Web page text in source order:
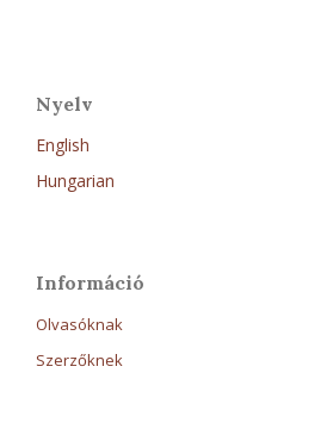
Nyelv
English
Hungarian
Információ
Olvasóknak
Szerzőknek